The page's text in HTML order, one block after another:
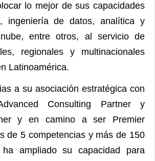
lo mejor de sus capacidades
ingeniería de datos, analítica y
entre otros, al servicio de
regionales y multinacionales
Latinoamérica.
a su asociación estratégica con
Consulting Partner y
y en camino a ser Premier
de 5 competencias y más de 150
ha ampliado su capacidad para